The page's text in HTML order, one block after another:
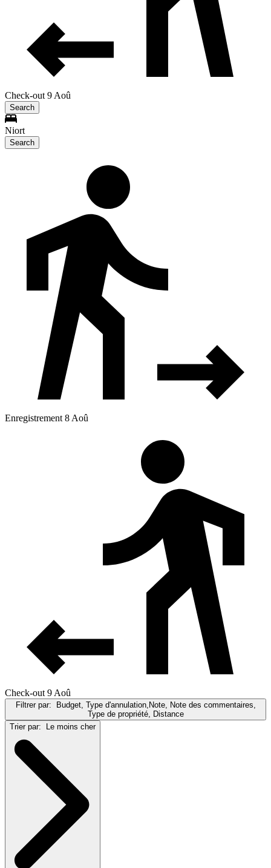
Check-out 9 Aoû
Search
Niort
Search
Enregistrement 8 Aoû
Check-out 9 Aoû
Filtrer par: Budget, Type d'annulation,Note, Note des commentaires,
Type de propriété, Distance
Trier par: Le moins cher